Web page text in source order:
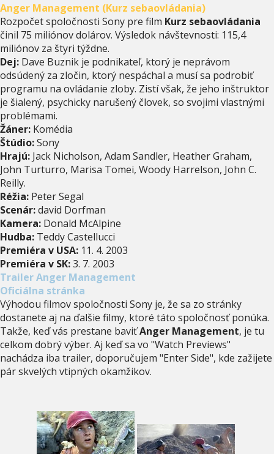
Anger Management (Kurz sebaovládania)
Rozpočet spoločnosti Sony pre film Kurz sebaovládania
činil 75 miliónov dolárov. Výsledok návštevnosti: 115,4
miliónov za štyri týždne.
Dej: Dave Buznik je podnikateľ, ktorý je neprávom
odsúdený za zločin, ktorý nespáchal a musí sa podrobiť
programu na ovládanie zloby. Zistí však, že jeho inštruktor
je šialený, psychicky narušený človek, so svojimi vlastnými
problémami.
Žáner: Komédia
Štúdio:Sony
Hrajú: Jack Nicholson, Adam Sandler, Heather Graham,
John Turturro, Marisa Tomei, Woody Harrelson, John C.
Reilly.
Réžia: Peter Segal
Scenár:david Dorfman
Kamera: Donald McAlpine
Hudba: Teddy Castellucci
Premiéra v USA: 11. 4. 2003
Premiéra v SK:3. 7. 2003
Trailer Anger Management
Oficiálna stránka
Výhodou filmov spoločnosti Sony je, že sa zo stránky
dostanete aj na ďalšie filmy, ktoré táto spoločnosť ponúka.
Takže, keď vás prestane baviťAnger Management, je tu
celkom dobrý výber. Aj keď sa vo "Watch Previews"
nachádza iba trailer, doporučujem "Enter Side", kde zažijete
pár skvelých vtipných okamžikov.